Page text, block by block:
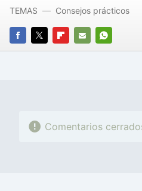
FACEBOOK
TWITTERFLIPBOARD
E-
WHATSAPP
TEMAS Consejos prácticos
Comentarios